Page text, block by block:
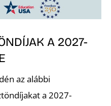
A 2027-
az alábbi
a 2027-